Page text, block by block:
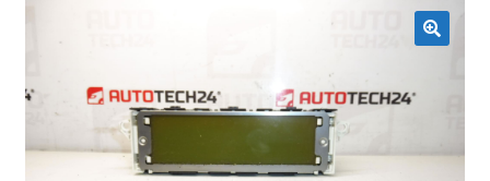
Košík
Můj účet